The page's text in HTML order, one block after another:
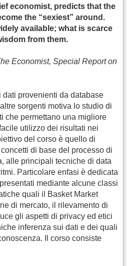
economist, predicts that the
the “sexiest” around.
available; what is scarce
from them.
Economist, Special Report on
provenienti da database
sorgenti motiva lo studio di
che permettano una migliore
utilizzo dei risultati nei
del corso è quello di
di base del processo di
alle principali tecniche di data
Particolare enfasi è dedicata
mediante alcune classi
quali il Basket Market
di mercato, il rilevamento di
gli aspetti di privacy ed etici
inferenza sui dati e dei quali
Il corso consiste